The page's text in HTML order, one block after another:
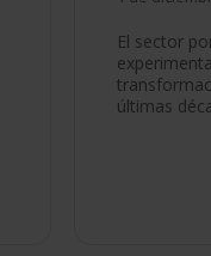
El sector
últimas